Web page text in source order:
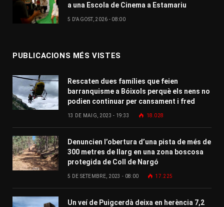
a una Escola de Cinema a Estamariu
5 D'AGOST, 2026 - 08:00
PUBLICACIONS MÉS VISTES
Rescaten dues famílies que feien
barranquisme a Bóixols perquè els nens no
podien continuar per cansament i fred
13 DE MAIG, 2023 - 19:33 18.028
Denuncien l’obertura d’una pista de més de
300 metres de llarg en una zona boscosa
protegida de Coll de Nargó
5 DE SETEMBRE, 2023 - 08:00 17.225
Un veí de Puigcerdà deixa en herència 7,2